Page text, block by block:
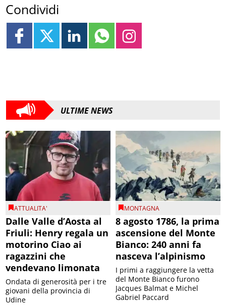
Condividi
ULTIME NEWS
ATTUALITA'
Dalle Valle d’Aosta al
Friuli: Henry regala un
motorino Ciao ai
ragazzini che
vendevano limonata
Ondata di generosità per i tre
giovani della provincia di
Udine
MONTAGNA
8 agosto 1786, la prima
ascensione del Monte
Bianco: 240 anni fa
nasceva l’alpinismo
I primi a raggiungere la vetta
del Monte Bianco furono
Jacques Balmat e Michel
Gabriel Paccard